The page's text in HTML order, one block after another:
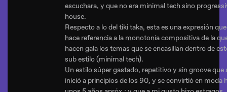
escuchara, y que no era minimal tech sino
house.
Respecto a lo del tiki taka, esta es una expresión que
hace referencia a la monotonía compositiva de la
hacen gala los temas que se encasillan dentro de
sub estilo (minimal tech).
Un estilo súper gastado, repetitivo y sin groove que
inició a principios de los 90, y se convirtió en moda